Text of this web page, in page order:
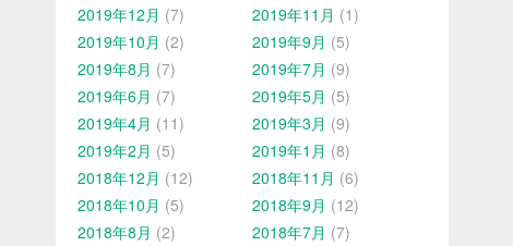
2019年12月 (7) 2019年11月 (1)
2019年10月 (2) 2019年9月 (5)
2019年8月 (7) 2019年7月 (9)
2019年6月 (7) 2019年5月 (5)
2019年4月 (11) 2019年3月 (9)
2019年2月 (5) 2019年1月 (8)
2018年12月 (12) 2018年11月 (6)
2018年10月 (5) 2018年9月 (12)
2018年8月 (2) 2018年7月 (7)